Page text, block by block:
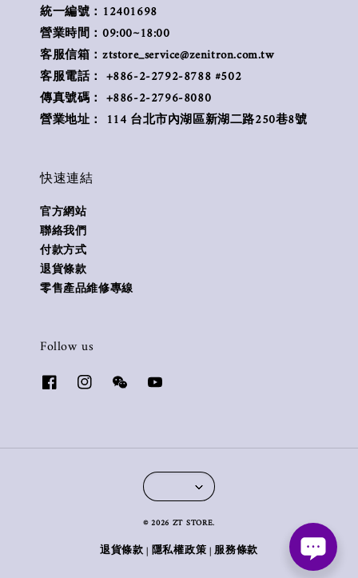
統一編號：12401698
營業時間：09:00~18:00
客服信箱：ztstore_service@zenitron.com.tw
客服電話： +886-2-2792-8788 #502
傳真號碼： +886-2-2796-8080
營業地址： 114 台北市內湖區新湖二路250巷8號
快速連結
官方網站
聯絡我們
付款方式
退貨條款
零售產品維修專線
Follow us
© 2026 ZT STORE.
退貨條款| 隱私權政策 |服務條款